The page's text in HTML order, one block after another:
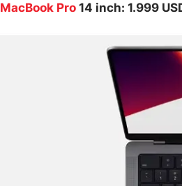
MacBook Pro 14 inch: 1.999